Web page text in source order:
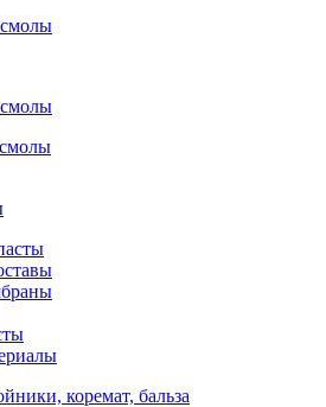
коремат, бальза